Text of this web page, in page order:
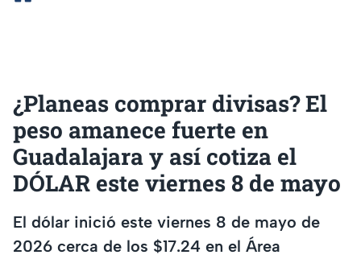
¿Planeas comprar divisas? El
peso amanece fuerte en
Guadalajara y así cotiza el
DÓLAR este viernes 8 de mayo
El dólar inició este viernes 8 de mayo de
2026 cerca de los $17.24 en el Área